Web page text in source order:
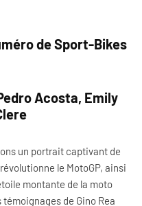
de Sport-Bikes
Acosta, Emily
un portrait captivant de
le MotoGP, ainsi
montante de la moto
de Gino Rea